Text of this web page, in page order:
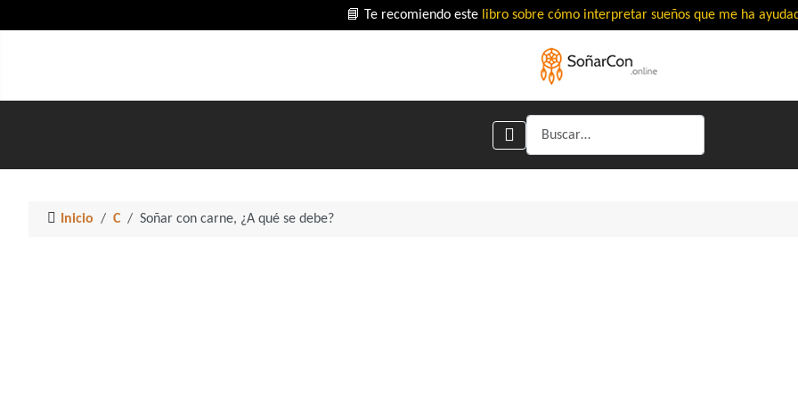
📘 Te recomiendo este libro sobre cómo interpretar sueños que me ha
Buscar
Inicio C Soñar con carne, ¿A qué se debe?